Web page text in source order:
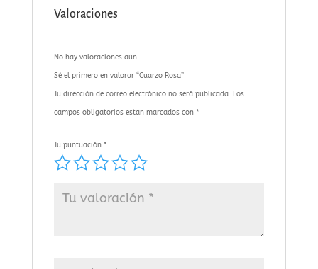
Valoraciones
No hay valoraciones aún.
Sé el primero en valorar “Cuarzo Rosa”
Tu dirección de correo electrónico no será publicada. Los
campos obligatorios están marcados con *
Tu puntuación *